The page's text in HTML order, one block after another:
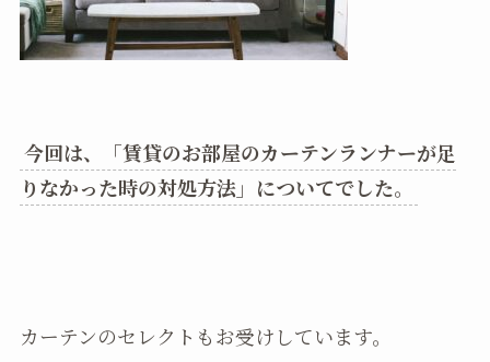
今回は、「賃貸のお部屋のカーテンランナーが足
りなかった時の対処方法」についてでした。
カーテンのセレクトもお受けしています。